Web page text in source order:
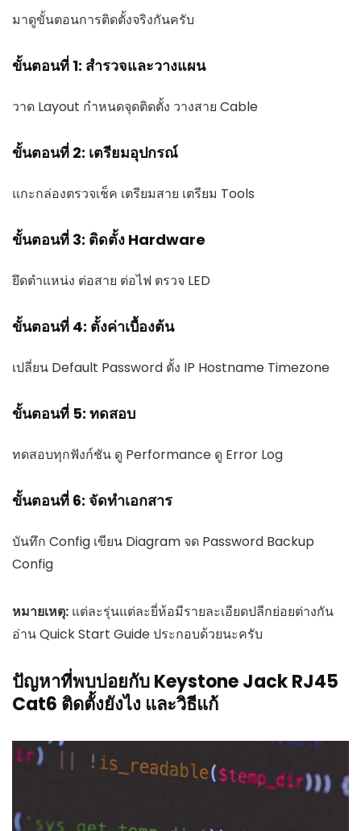
มาดูขั้นตอนการติดตั้งจริงกันครับ
ขั้นตอนที่ 1: สำรวจและวางแผน
วาด Layout กำหนดจุดติดตั้ง วางสาย Cable
ขั้นตอนที่ 2: เตรียมอุปกรณ์
แกะกล่องตรวจเช็ค เตรียมสาย เตรียม Tools
ขั้นตอนที่ 3: ติดตั้ง Hardware
ยึดตำแหน่ง ต่อสาย ต่อไฟ ตรวจ LED
ขั้นตอนที่ 4: ตั้งค่าเบื้องต้น
เปลี่ยน Default Password ตั้ง IP Hostname Timezone
ขั้นตอนที่ 5: ทดสอบ
ทดสอบทุกฟังก์ชัน ดู Performance ดู Error Log
ขั้นตอนที่ 6: จัดทำเอกสาร
บันทึก Config เขียน Diagram จด Password Backup
Config
หมายเหตุ: แต่ละรุ่นแต่ละยี่ห้อมีรายละเอียดปลีกย่อยต่างกัน
อ่าน Quick Start Guide ประกอบด้วยนะครับ
ปัญหาที่พบบ่อยกับ Keystone Jack RJ45
Cat6 ติดตั้งยังไง และวิธีแก้